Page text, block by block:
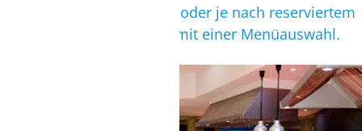
All Inklusive in Buffetform oder je nach reserviertem
Themen-Restaurant auch mit einer Menüauswahl.